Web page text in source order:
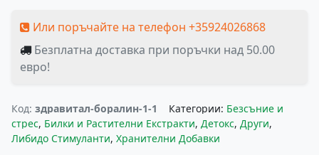
Или поръчайте на телефон +35924026868
Безплатна доставка при поръчки над 50.00
евро!
Код: здравитал-боралин-1-1 Категории: Безсъние и
стрес, Билки и Растителни Екстракти, Детокс, Други,
Либидо Стимуланти, Хранителни Добавки